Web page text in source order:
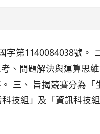
字第1140084038號。
、問題解決與運算思
三、 旨揭競賽分為「
技組」及「資訊科技